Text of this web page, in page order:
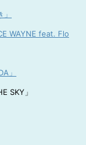
WAYNE feat. Flo
」
SKY」